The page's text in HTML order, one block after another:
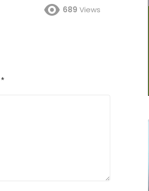
689 Views
*